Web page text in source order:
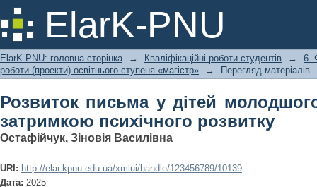
ElarK-PNU
Розвиток письма у дітей
розвитку
ElarK-PNU: головна сторінка → Кваліфікаційні роботи студентів →
6.
роботи (проекти) освітнього ступеня «магістр»
→ Перегляд матеріалів
Розвиток письма у дітей
затримкою психічного розвитку
Остафійчук, Зіновія Василівна
URI: http://elar.kpnu.edu.ua/xmlui/handle/123456789/10139
Дата: 2025